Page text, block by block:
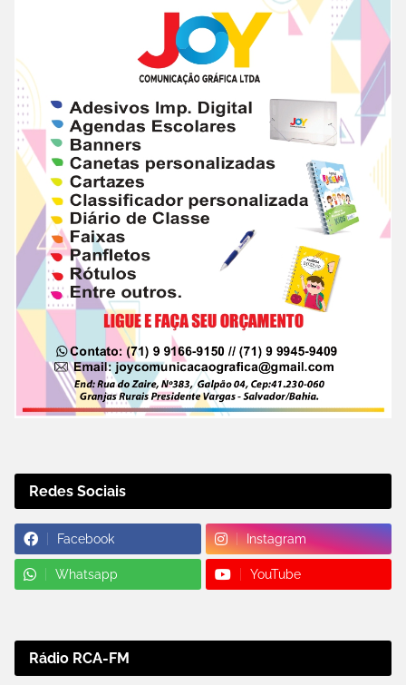
Redes Sociais
Facebook Instagram
Whatsapp YouTube
Rádio RCA-FM